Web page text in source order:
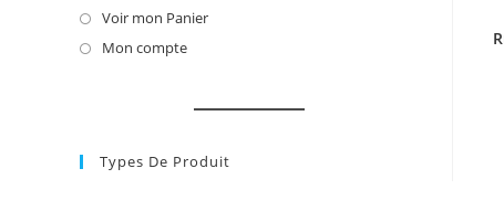
Voir mon PanierS’ouvre
Mon compteS’ouvre
un
onglet
Types De Produit